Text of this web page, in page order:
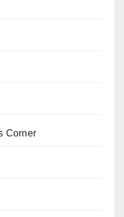
Corner